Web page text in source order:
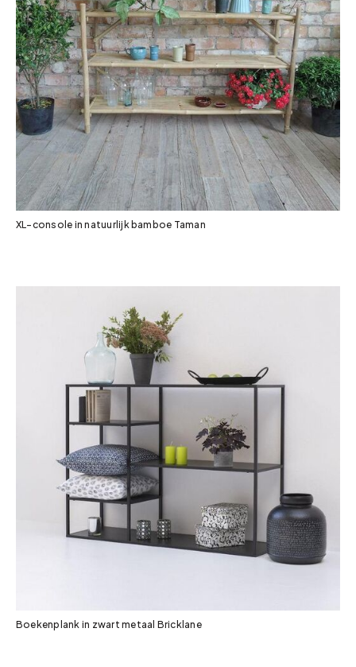
XL-console in natuurlijk bamboe Taman
Boekenplank in zwart metaal Bricklane